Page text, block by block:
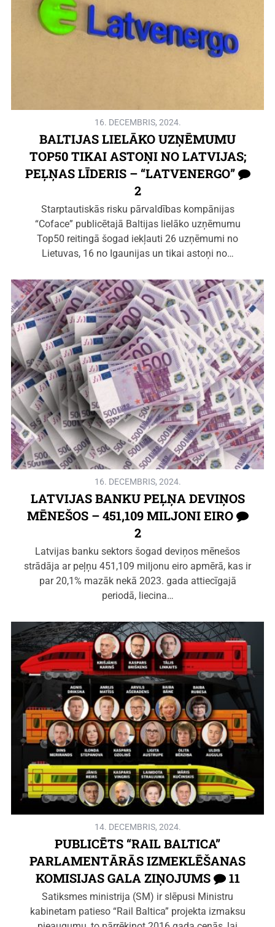
16. DECEMBRIS, 2024.
BALTIJAS LIELĀKO UZŅĒMUMU
TOP50 TIKAI ASTOŅI NO LATVIJAS;
PEĻŅAS LĪDERIS – “LATVENERGO”
2
Starptautiskās risku pārvaldības kompānijas
“Coface” publicētajā Baltijas lielāko uzņēmumu
Top50 reitingā šogad iekļauti 26 uzņēmumi no
Lietuvas, 16 no Igaunijas un tikai astoņi no…
16. DECEMBRIS, 2024.
LATVIJAS BANKU PEĻŅA DEVIŅOS
MĒNEŠOS – 451,109 MILJONI EIRO
2
Latvijas banku sektors šogad deviņos mēnešos
strādāja ar peļņu 451,109 miljonu eiro apmērā, kas ir
par 20,1% mazāk nekā 2023. gada attiecīgajā
periodā, liecina…
14. DECEMBRIS, 2024.
PUBLICĒTS “RAIL BALTICA”
PARLAMENTĀRĀS IZMEKLĒŠANAS
KOMISIJAS GALA ZIŅOJUMS
11
Satiksmes ministrija (SM) ir slēpusi Ministru
kabinetam patieso “Rail Baltica” projekta izmaksu